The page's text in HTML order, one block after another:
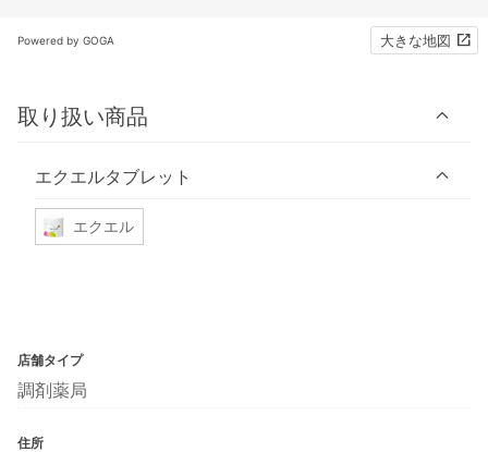
Powered by GOGA 大きな地図
取り扱い商品
エクエルタブレット
エクエル
店舗タイプ
調剤薬局
住所